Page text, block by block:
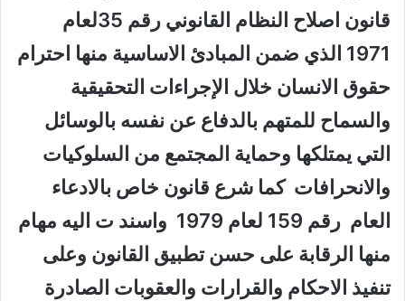
قانون اصلاح النظام القانوني رقم 35لعام
1971 الذي ضمن المبادئ الاساسية منها احترام
حقوق الانسان خلال الإجراءات التحقيقية
والسماح للمتهم بالدفاع عن نفسه بالوسائل
التي يمتلكها وحماية المجتمع من السلوكيات
والانحرافات كما شرع قانون خاص بالادعاء
العام رقم 159 لعام 1979 واسند ت اليه مهام
منها الرقابة على حسن تطبيق القانون وعلى
تنفيذ الاحكام والقرارات والعقوبات الصادرة